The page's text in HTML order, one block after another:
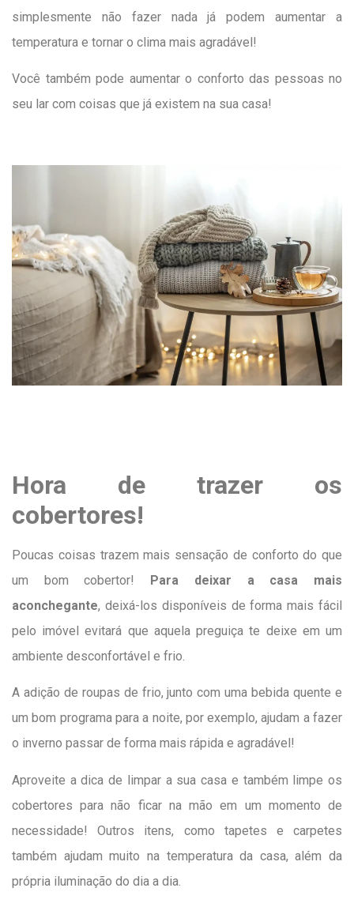
simplesmente não fazer nada já podem aumentar a
temperatura e tornar o clima mais agradável!
Você também pode aumentar o conforto das pessoas no
seu lar com coisas que já existem na sua casa!
Hora de trazer os
cobertores!
Poucas coisas trazem mais sensação de conforto do que
um bom cobertor!
Para deixar a casa mais
aconchegante, deixá-los disponíveis de forma mais fácil
pelo imóvel evitará que aquela preguiça te deixe em um
ambiente desconfortável e frio.
A adição de roupas de frio, junto com uma bebida quente e
um bom programa para a noite, por exemplo, ajudam a fazer
o inverno passar de forma mais rápida e agradável!
Aproveite a dica de limpar a sua casa e também limpe os
cobertores para não ficar na mão em um momento de
necessidade! Outros itens, como tapetes e carpetes
também ajudam muito na temperatura da casa, além da
própria iluminação do dia a dia.